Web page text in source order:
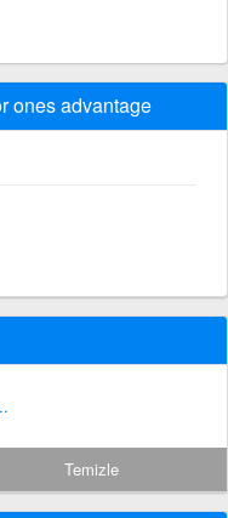
ones advantage
Temizle